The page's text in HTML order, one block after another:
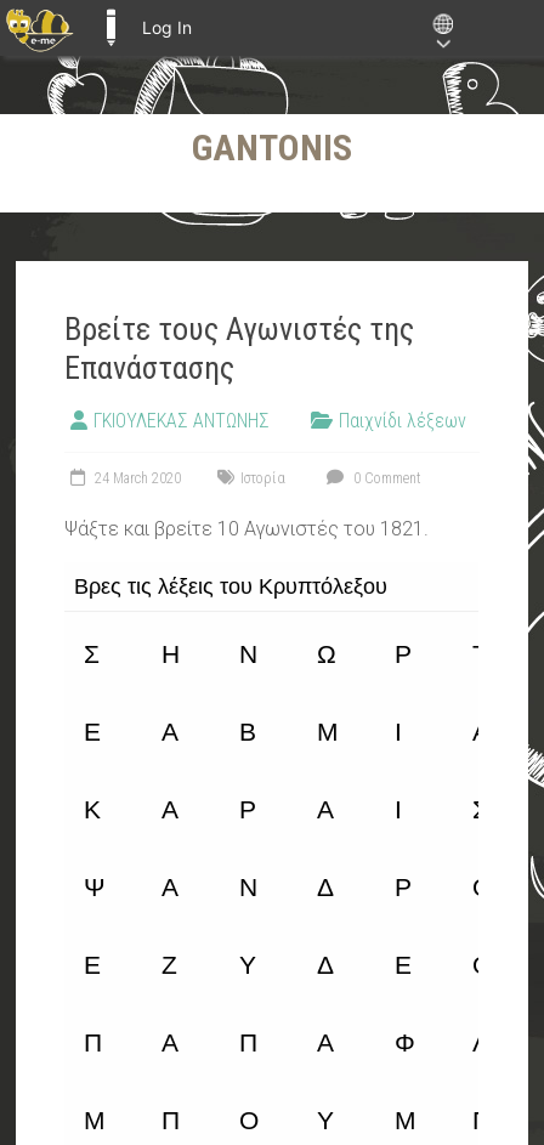
Log In
GANTONIS
Βρείτε τους Αγωνιστές της
Επανάστασης
ΓΚΙΟΥΛΕΚΑΣ ΑΝΤΩΝΗΣ Παιχνίδι λέξεων
24 March 2020 Ιστορία 0 Comment
Ψάξτε και βρείτε 10 Αγωνιστές του 1821.